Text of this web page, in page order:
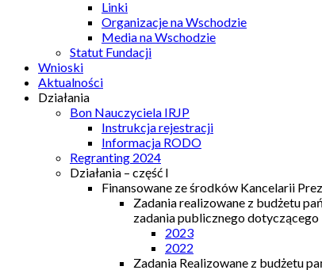
Linki
Organizacje na Wschodzie
Media na Wschodzie
Statut Fundacji
Wnioski
Aktualności
Działania
Bon Nauczyciela IRJP
Instrukcja rejestracji
Informacja RODO
Regranting 2024
Działania – część I
Finansowane ze środków Kancelarii
Zadania realizowane z budżetu
zadania publicznego
2023
2022
Zadania Realizowane z budżetu